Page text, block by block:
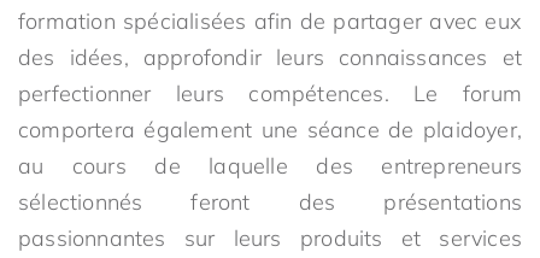
formation spécialisées afin de partager avec eux
des idées, approfondir leurs connaissances et
perfectionner leurs compétences. Le forum
comportera également une séance de plaidoyer,
au cours de laquelle des entrepreneurs
sélectionnés feront des présentations
passionnantes sur leurs produits et services